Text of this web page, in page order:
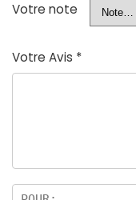
Votre note
Votre Avis *